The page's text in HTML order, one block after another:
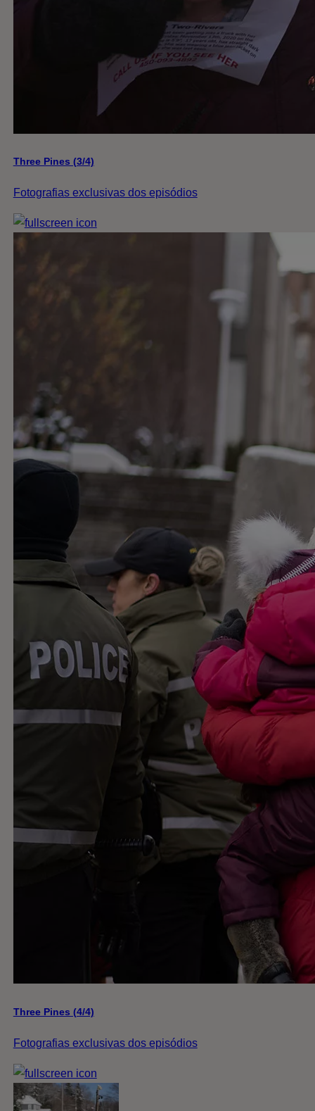
Three Pines (3/4)
Fotografias exclusivas dos episódios
Three Pines (4/4)
Fotografias exclusivas dos episódios